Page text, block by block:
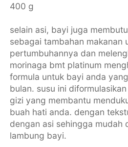
400 g
selain asi, bayi juga
sebagai tambahan makanan
pertumbuhannya dan
morinaga bmt platinum
formula untuk bayi anda
bulan. susu ini
gizi yang membantu
buah hati anda. dengan
dengan asi sehingga mudah
lambung bayi.